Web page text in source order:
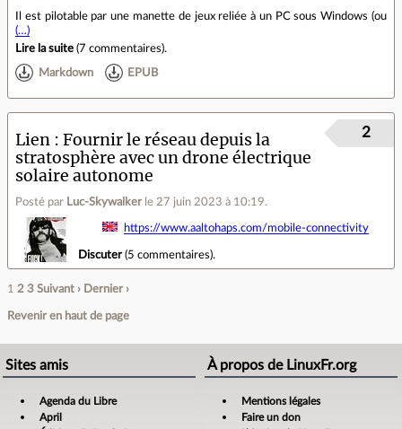
Il est pilotable par une manette de jeux reliée à un PC sous Windows (ou
(…)
Lire la suite (7 commentaires).
Markdown EPUB
Lien
Fournir le réseau depuis la
stratosphère avec un drone électrique
solaire autonome
Posté par Luc-Skywalker le 27 juin 2023 à 10:19.
2
https://www.aaltohaps.com/mobile-connectivity
Discuter(5 commentaires).
1 2 3 Suivant › Dernier ›
Revenir en haut de page
Sites amis
Agenda du Libre
April
À propos de LinuxFr.org
Mentions légales
Faire un don